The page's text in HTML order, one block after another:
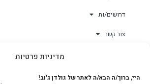
מדיניות פרטיות
היי, ברוך/ה הבא/ה לאתר של גולדן ג'וב!
דרושים/ות
צור קשר